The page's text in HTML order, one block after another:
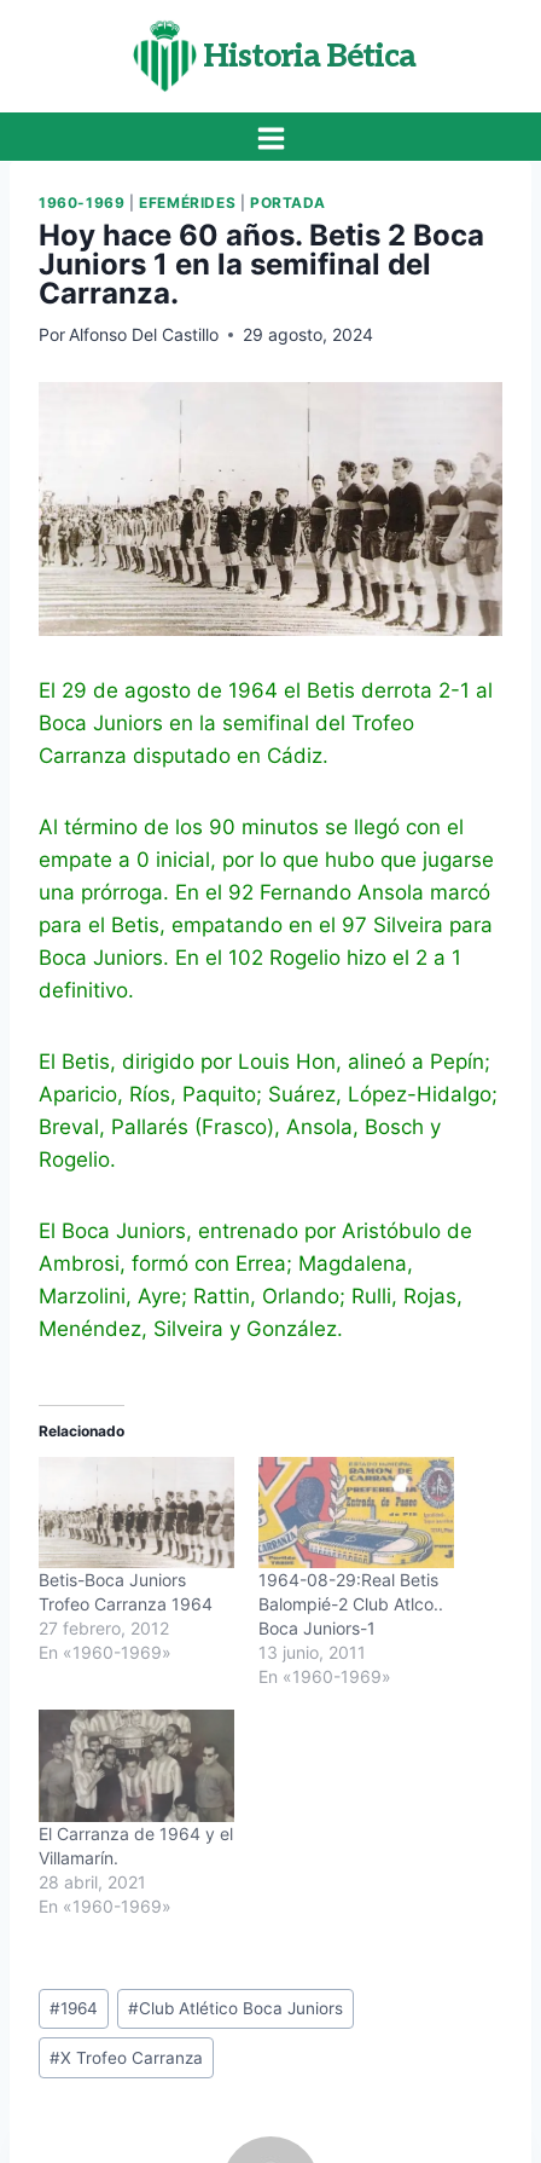
Historia Bética
1960-1969 |EFEMÉRIDES PORTADA
Hoy hace 60 años. Betis 2 Boca
Juniors 1 en la semifinal del
Carranza.
Por Alfonso Del Castillo 29 agosto, 2024
El 29 de agosto de 1964 el Betis derrota 2-1 al
Boca Juniors en la semifinal del Trofeo
Carranza disputado en Cádiz.
Al término de los 90 minutos se llegó con el
empate a 0 inicial, por lo que hubo que jugarse
una prórroga. En el 92 Fernando Ansola marcó
para el Betis, empatando en el 97 Silveira para
Boca Juniors. En el 102 Rogelio hizo el 2 a 1
definitivo.
El Betis, dirigido por Louis Hon, alineó a Pepín;
Aparicio, Ríos, Paquito; Suárez, López-Hidalgo;
Breval, Pallarés (Frasco), Ansola, Bosch y
Rogelio.
El Boca Juniors, entrenado por Aristóbulo de
Ambrosi, formó con Errea; Magdalena,
Marzolini, Ayre; Rattin, Orlando; Rulli, Rojas,
Menéndez, Silveira y González.
Relacionado
Betis-Boca Juniors
Trofeo Carranza 1964
27 febrero, 2012
En «1960-1969»
1964-08-29:Real Betis
Balompié-2 Club Atlco..
Boca Juniors-1
13 junio, 2011
En «1960-1969»
El Carranza de 1964 y el
Villamarín.
28 abril, 2021
En «1960-1969»
Etiquetas
de
la
#1964 #Club Atlético Boca Juniors
#X Trofeo Carranza